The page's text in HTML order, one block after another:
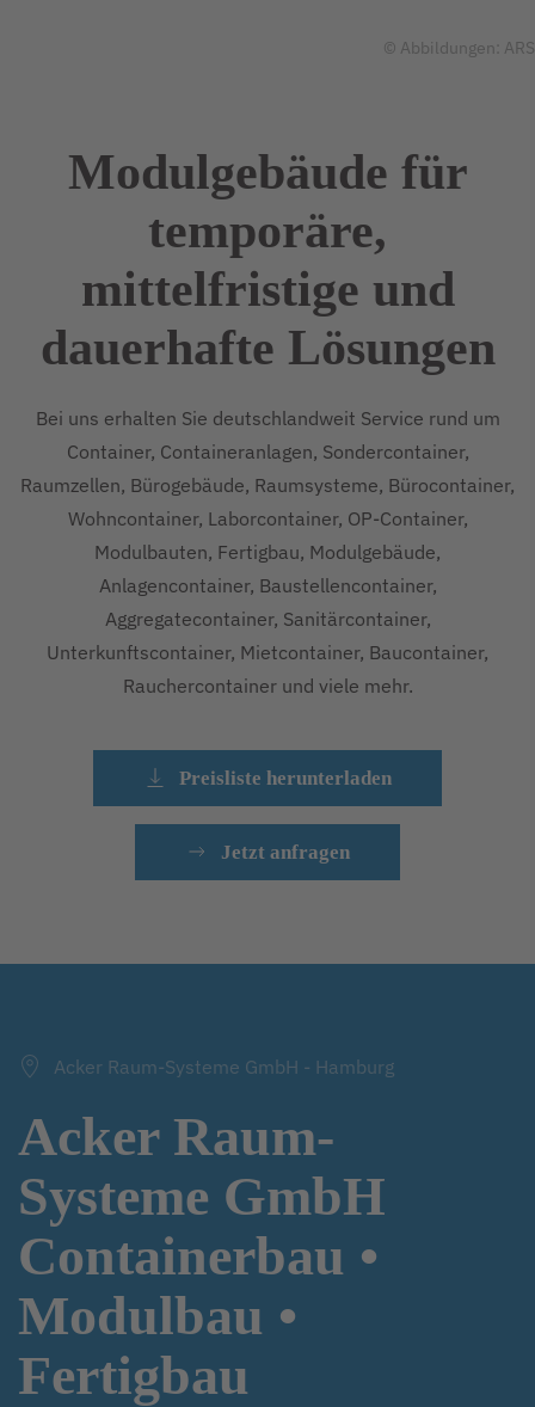
© Abbildungen: ARS
Modulgebäude für
temporäre,
mittelfristige und
dauerhafte Lösungen
Bei uns erhalten Sie deutschlandweit Service rund um
Container, Containeranlagen, Sondercontainer,
Raumzellen, Bürogebäude, Raumsysteme, Bürocontainer,
Wohncontainer, Laborcontainer, OP-Container,
Modulbauten, Fertigbau, Modulgebäude,
Anlagencontainer, Baustellencontainer,
Aggregatecontainer, Sanitärcontainer,
Unterkunftscontainer, Mietcontainer, Baucontainer,
Rauchercontainer und viele mehr.
Preisliste herunterladen
Jetzt anfragen
Acker Raum-Systeme GmbH - Hamburg
Acker Raum-
Systeme GmbH
Containerbau •
Modulbau •
Fertigbau